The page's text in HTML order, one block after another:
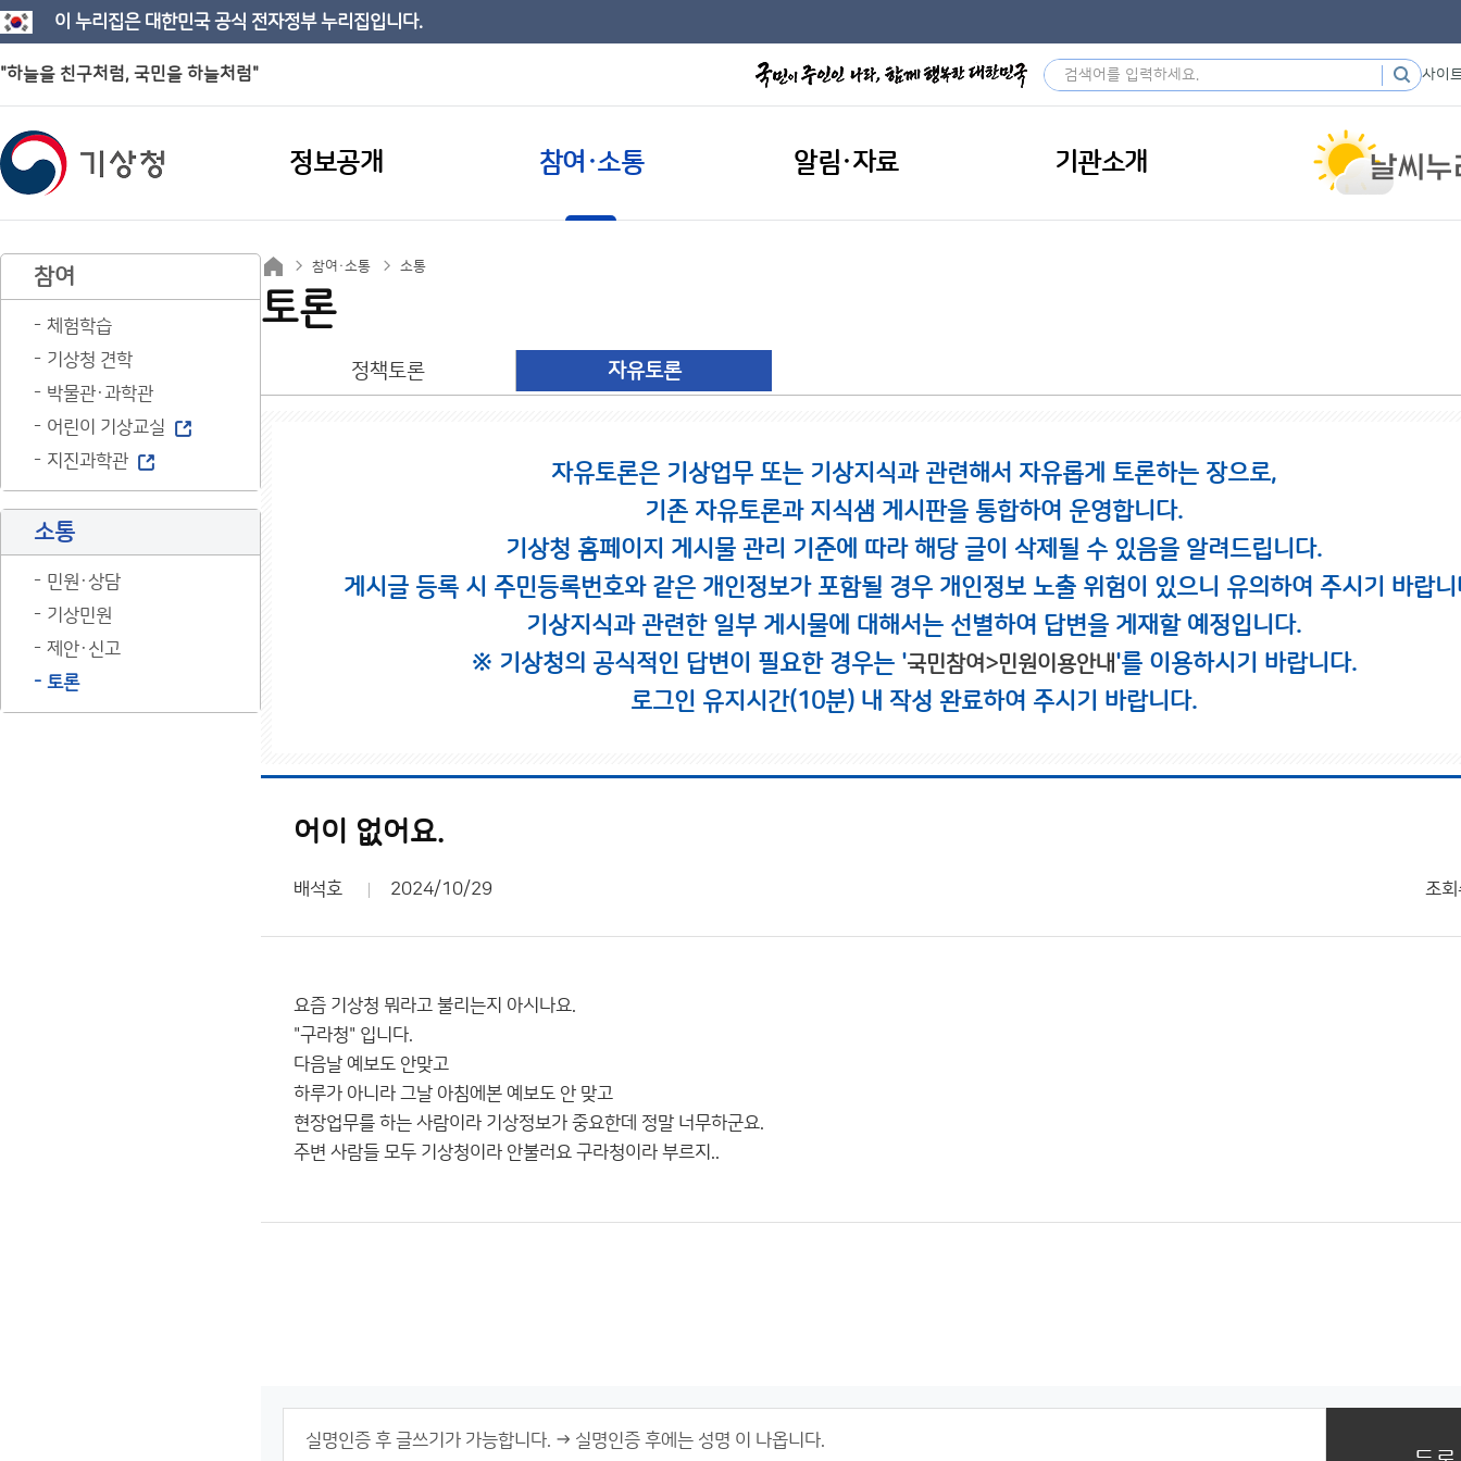
이 누리집은 대한민국 공식 전자정부 누리집입니다.
"하늘을 친구처럼, 국민을 하늘처럼" 사이
정보공개 참여·소통 알림·자료 기관소개
참여
체험학습
기상청 견학
박물관·과학관
어린이 기상교실
지진과학관
소통
민원·상담
기상민원
제안·신고
토론
참여·소통 소통
토론
정책토론 자유토론
자유토론은 기상업무 또는 기상지식과 관련해서 자유롭게 토론하는 장으로,
기존 자유토론과 지식샘 게시판을 통합하여 운영합니다.
기상청 홈페이지 게시물 관리 기준에 따라 해당 글이 삭제될 수 있음을 알려드립니다.
게시글 등록 시 주민등록번호와 같은 개인정보가 포함될 경우 개인정보 노출 위험이 있으니 유의하여 주시기 바랍니
기상지식과 관련한 일부 게시물에 대해서는 선별하여 답변을 게재할 예정입니다.
※ 기상청의 공식적인 답변이 필요한 경우는 '국민참여>민원이용안내'를 이용하시기 바랍니다.
로그인 유지시간(10분) 내 작성 완료하여 주시기 바랍니다.
어이 없어요.
배석호 2024/10/29 조회
요즘 기상청 뭐라고 불리는지 아시나요.
"구라청" 입니다.
다음날 예보도 안맞고
하루가 아니라 그날 아침에본 예보도 안 맞고
현장업무를 하는 사람이라 기상정보가 중요한데 정말 너무하군요.
주변 사람들 모두 기상청이라 안불러요 구라청이라 부르지..